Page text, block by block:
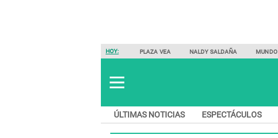
HOY: PLAZA VEA NALDY SALDAÑA MUNDO
ÚLTIMAS NOTICIAS ESPECTÁCULOS